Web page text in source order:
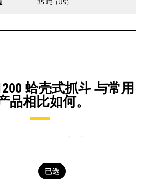
35 吨（US）
蛤壳式抓斗 与常用
品相比如何。
已选